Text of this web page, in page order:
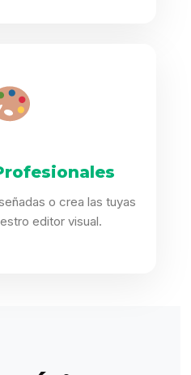
o crea las tuyas
editor visual.